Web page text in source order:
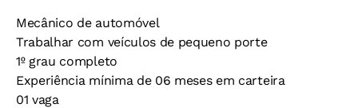
Mecânico de automóvel
Trabalhar com veículos de pequeno porte
1º grau completo
Experiência mínima de 06 meses em carteira
01 vaga